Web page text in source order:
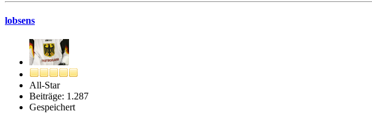
lobsens
All-Star
Beiträge: 1.287
Gespeichert